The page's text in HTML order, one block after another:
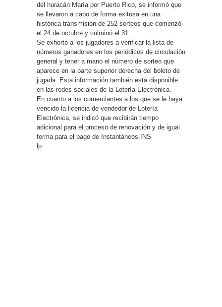
del huracán María por Puerto Rico, se informó que
se llevaron a cabo de forma exitosa en una
histórica transmisión de 252 sorteos que comenzó
el 24 de octubre y culminó el 31.
Se exhortó a los jugadores a verificar la lista de
números ganadores en los periódicos de circulación
general y tener a mano el número de sorteo que
aparece en la parte superior derecha del boleto de
jugada. Esta información también está disponible
en las redes sociales de la Lotería Electrónica.
En cuanto a los comerciantes a los que se le haya
vencido la licencia de vendedor de Lotería
Electrónica, se indicó que recibirán tiempo
adicional para el proceso de renovación y de igual
forma para el pago de Instantáneos.INS
lp